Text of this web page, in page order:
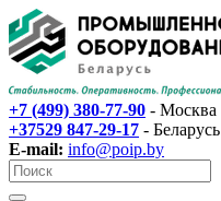
+7 (499) 380-77-90 - Москва
+37529 847-29-17‬ - Беларусь
E-mail: info@poip.by